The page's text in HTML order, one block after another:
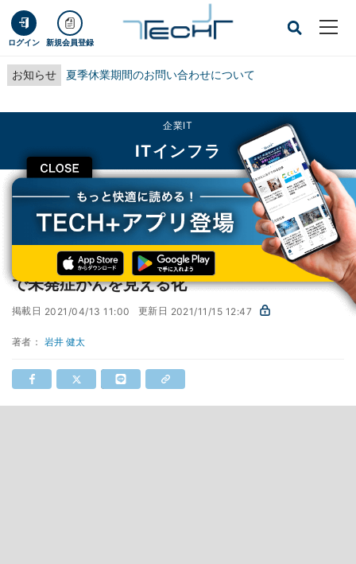
ログイン 新規会員登録
お知らせ 夏季休業期間のお問い合わせについて
CLOSE
企業IT
ITインフラ
TECH+ 企業IT
ITインフラ
コニカミノルタ×聖隷福祉事業団、遺伝子検査で未発症がんを見える化
コニカミノルタ×聖隷福祉事業団、遺伝子検査
で未発症がんを見える化
掲載日 2021/04/13 11:00 更新日 2021/11/15 12:47
著者： 岩井 健太